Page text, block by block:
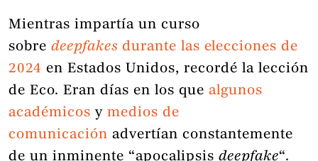
Mientras impartía un curso
sobre deepfakes durante las elecciones de
2024 en Estados Unidos, recordé la lección
de Eco. Eran días en los que algunos
académicos y medios de
comunicación advertían constantemente
de un inminente “apocalipsis deepfake“.